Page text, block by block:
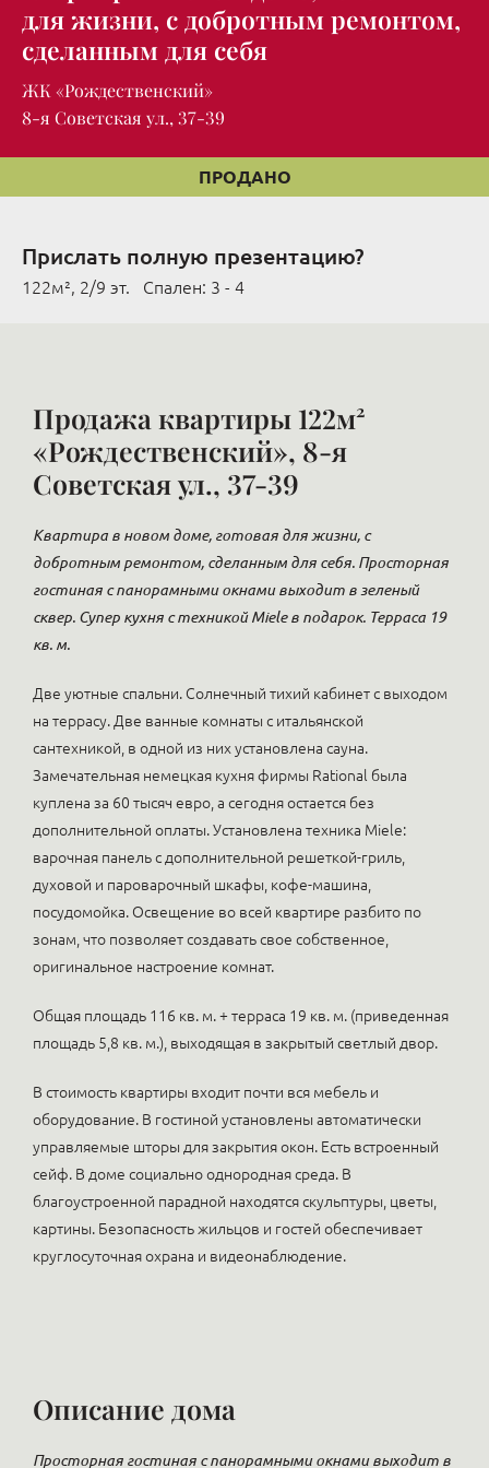
для жизни, с добротным ремонтом,
сделанным для себя
ЖК «Рождественский»
8-я Советская ул., 37-39
ПРОДАНО
Прислать полную презентацию?
122м², 2/9 эт. Cпален: 3 - 4
Продажа квартиры 122м²
«Рождественский», 8-я
Советская ул., 37-39
Квартира в новом доме, готовая для жизни, с
добротным ремонтом, сделанным для себя. Просторная
гостиная с панорамными окнами выходит в зеленый
сквер. Супер кухня с техникой Miele в подарок. Терраса 19
кв. м.
Две уютные спальни. Солнечный тихий кабинет с выходом
на террасу. Две ванные комнаты с итальянской
сантехникой, в одной из них установлена сауна.
Замечательная немецкая кухня фирмы Rational была
куплена за 60 тысяч евро, а сегодня остается без
дополнительной оплаты. Установлена техника Miele:
варочная панель с дополнительной решеткой-гриль,
духовой и пароварочный шкафы, кофе-машина,
посудомойка. Освещение во всей квартире разбито по
зонам, что позволяет создавать свое собственное,
оригинальное настроение комнат.
Общая площадь 116 кв. м. + терраса 19 кв. м. (приведенная
площадь 5,8 кв. м.), выходящая в закрытый светлый двор.
В стоимость квартиры входит почти вся мебель и
оборудование. В гостиной установлены автоматически
управляемые шторы для закрытия окон. Есть встроенный
сейф. В доме социально однородная среда. В
благоустроенной парадной находятся скульптуры, цветы,
картины. Безопасность жильцов и гостей обеспечивает
круглосуточная охрана и видеонаблюдение.
Описание дома
Просторная гостиная с панорамными окнами выходит в